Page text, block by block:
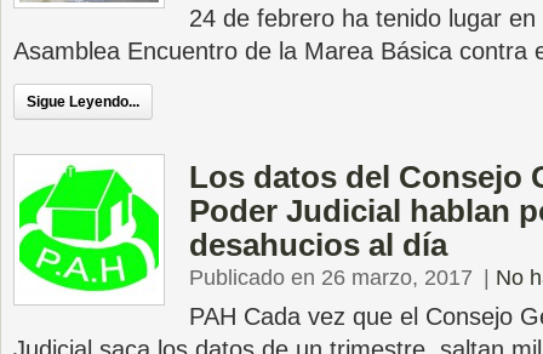
24 de febrero ha tenido lugar
Asamblea Encuentro de la Marea Básica
Sigue Leyendo...
Los datos del Consejo
Poder Judicial hablan
desahucios al día
Publicado en 26 marzo, 2017 No
PAH Cada vez que el Consejo